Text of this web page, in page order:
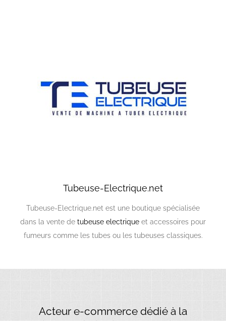
Tubeuse-Electrique.net
Tubeuse-Electrique.net est une boutique spécialisée
dans la vente de tubeuse electrique et accessoires pour
fumeurs comme les tubes ou les tubeuses classiques.
Acteur e-commerce dédié à la